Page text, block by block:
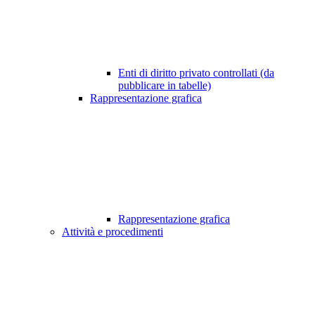
Enti di diritto privato controllati (da
pubblicare in tabelle)
Rappresentazione grafica
Rappresentazione grafica
Attività e procedimenti